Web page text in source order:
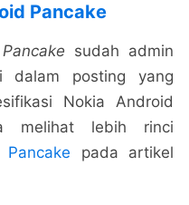
Pancake
sudah admin
dalam posting yang
Nokia Android
melihat lebih rinci
pada artikel